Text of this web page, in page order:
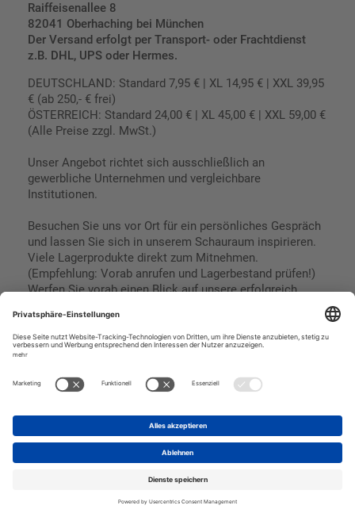
Raiffeisenallee 8
82041 Oberhaching bei München
Der Versand erfolgt per Transport- oder Frachtdienst
z.B. DHL, UPS oder Hermes.
DEUTSCHLAND: Standard 7,95 € | XL 14,95 € | XXL 39,95
€ (ab 250,- € frei)
ÖSTERREICH: Standard 24,00 € | XL 45,00 € | XXL 59,00 €
(Alle Preise zzgl. MwSt.)
Unser Angebot richtet sich ausschließlich an
gewerbliche Unternehmen und vergleichbare
Institutionen.
Besuchen Sie uns vor Ort für ein persönliches Gespräch
und lassen Sie sich in unserem Schauraum inspirieren.
Viele Lagerprodukte direkt zum Mitnehmen.
(Empfehlung: Vorab anrufen und Lagerbestand prüfen!)
Werfen Sie vorab einen Blick auf unsere erfolgreich
Impressum
Datenschutz
SEPA Lastschrift
Kreditkarte
Rechnungskauf